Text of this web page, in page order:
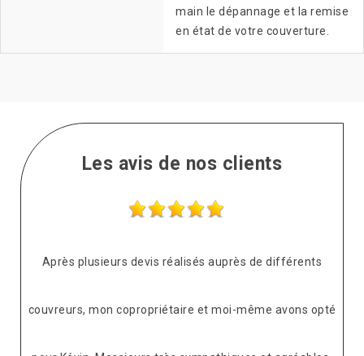
main le dépannage et la remise
en état de votre couverture.
Les avis de nos clients
plusieurs devis réalisés auprès de différents
mon copropriétaire et moi-même avons opté